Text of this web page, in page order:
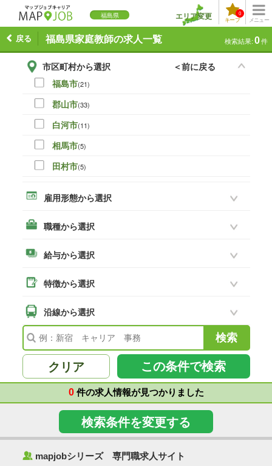
福島県
メニュー
キープ
0
エリア変更
福島県家庭教師の求人一覧
戻る 検索結果: 0件
市区町村から選択
＜前に戻る
福島市(21)
郡山市(33)
白河市(11)
相馬市(5)
田村市(5)
いわき市(19)
須賀川市(14)
二本松市(8)
南相馬市(2)
会津若松市
福島県その他(41)
雇用形態から選択
職種から選択
給与から選択
特徴から選択
沿線から選択
クリア この条件で検索
0件の求人情報が見つかりました
検索条件を変更する
‰ mapjobシリーズ 専門職求人サイト